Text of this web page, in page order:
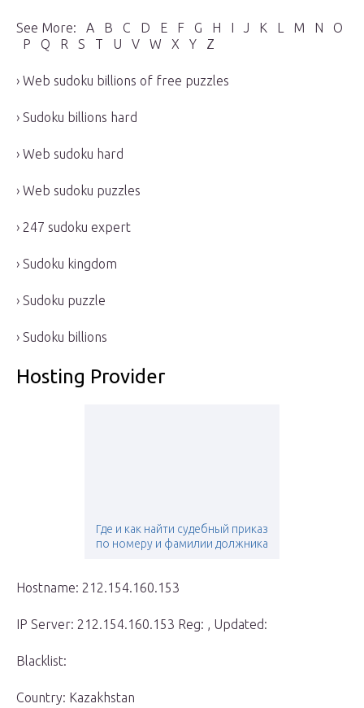
See More: A B C D E F G H I J K L M N O
P Q R S T U V W X Y Z
› Web sudoku billions of free puzzles
› Sudoku billions hard
› Web sudoku hard
› Web sudoku puzzles
› 247 sudoku expert
› Sudoku kingdom
› Sudoku puzzle
› Sudoku billions
Hosting Provider
Где и как найти судебный приказ
по номеру и фамилии должника
Hostname: 212.154.160.153
IP Server: 212.154.160.153 Reg: , Updated:
Blacklist:
Country: Kazakhstan